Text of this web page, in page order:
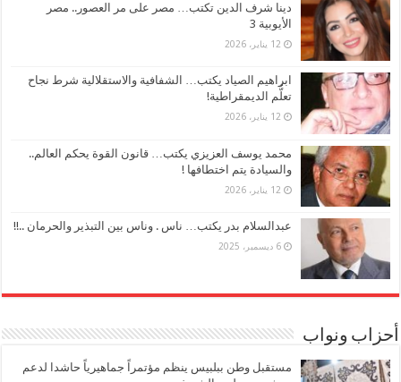
دينا شرف الدين تكتب… مصر على مر العصور.. مصر
الأيوبية 3
12 يناير، 2026
ابراهيم الصياد يكتب… الشفافية والاستقلالية شرط نجاح
تعلُّم الديمقراطية!
12 يناير، 2026
محمد يوسف العزيزي يكتب… قانون القوة يحكم العالم..
والسيادة يتم اختطافها !
12 يناير، 2026
عبدالسلام بدر يكتب… ناس . وناس بين التبذير والحرمان ..!!
6 ديسمبر، 2025
أحزاب ونواب
مستقبل وطن ببلبيس ينظم مؤتمراً جماهيرياً حاشدا لدعم